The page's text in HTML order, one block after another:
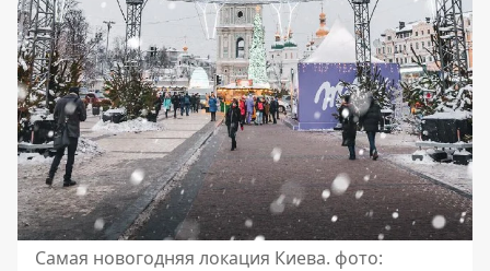
Самая новогодняя локация Киева. фото: